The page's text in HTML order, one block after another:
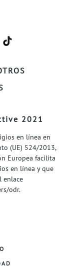
–
WELIFE–
2021
en línea en
(UE) 524/2013,
Europea facilita
en línea y que
enlace
odr.